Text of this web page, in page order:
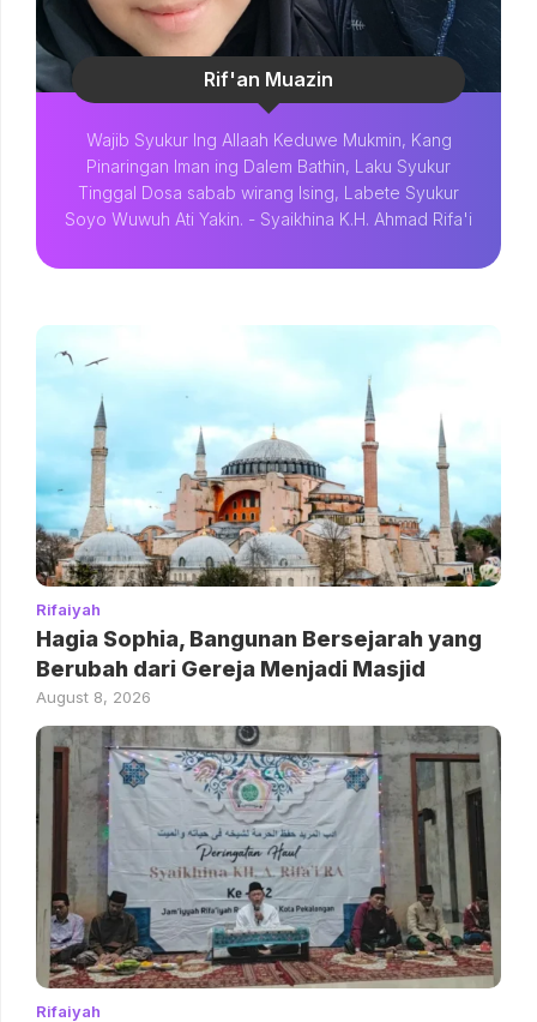
Rif'an Muazin
Wajib Syukur Ing Allaah Keduwe Mukmin, Kang
Pinaringan Iman ing Dalem Bathin, Laku Syukur
Tinggal Dosa sabab wirang Ising, Labete Syukur
Soyo Wuwuh Ati Yakin. - Syaikhina K.H. Ahmad Rifa'i
Rifaiyah
Hagia Sophia, Bangunan Bersejarah yang
Berubah dari Gereja Menjadi Masjid
August 8, 2026
Rifaiyah